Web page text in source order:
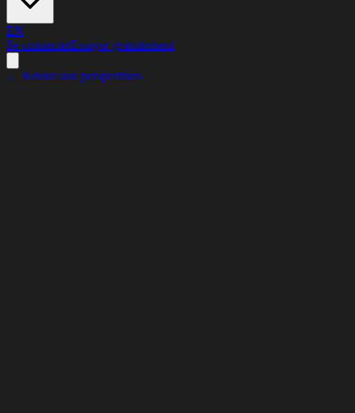
EN
Se connecterEssayer gratuitement
← Retour aux perspectives